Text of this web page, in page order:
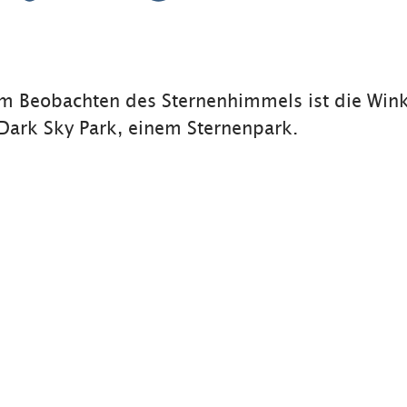
Beobachten des Sternenhimmels ist die
Sky Park, einem Sternenpark.